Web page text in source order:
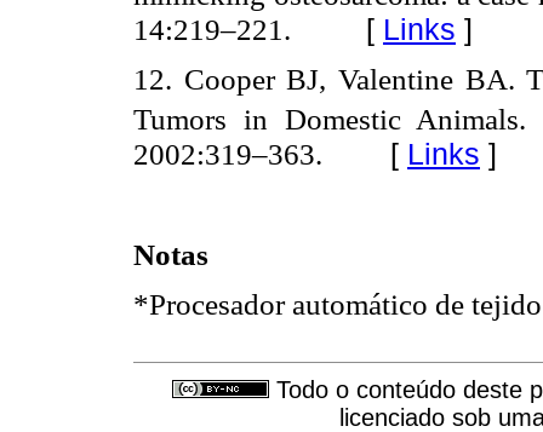
14:219–221.
[ Links ]
12. Cooper BJ, Valentine BA.
Tumors in Domestic Animals.
2002:319–363. [ Links ]
Notas
*Procesador automático de
Todo o conteúdo deste
licenciado sob